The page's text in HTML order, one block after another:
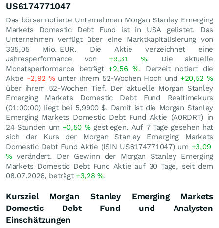
US6174771047
Das börsennotierte Unternehmen Morgan Stanley Emerging
Markets Domestic Debt Fund ist in USA gelistet. Das
Unternehmen verfügt über eine Marktkapitalisierung von
335,05 Mio. EUR. Die Aktie verzeichnet eine
Jahresperformance von +9,31 %. Die aktuelle
Monatsperformance beträgt +2,56%. Derzeit notiert die
Aktie -2,92 %unter ihrem 52-Wochen Hoch und +20,52%
über ihrem 52-Wochen Tief. Der aktuelle Morgan Stanley
Emerging Markets Domestic Debt Fund Realtimekurs
(01:00:00) liegt bei 5,9900 $. Damit ist die Morgan Stanley
Emerging Markets Domestic Debt Fund Aktie (A0RDRT) in
24 Stunden um +0,50 %gestiegen. Auf 7 Tage gesehen hat
sich der Kurs der Morgan Stanley Emerging Markets
Domestic Debt Fund Aktie (ISIN US6174771047) um +3,09
%verändert. Der Gewinn der Morgan Stanley Emerging
Markets Domestic Debt Fund Aktie auf 30 Tage, seit dem
08.07.2026, beträgt +3,28%.
Kursziel Morgan Stanley Emerging Markets
Domestic Debt Fund und Analysten
Einschätzungen